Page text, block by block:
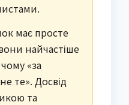
має просте
найчастіше
«за
те». Досвід
та